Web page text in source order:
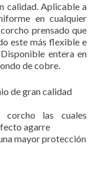
calidad. Aplicable a
en cualquier
prensado que
este más flexible e
entera en
de cobre.
de gran calidad
corcho las cuales
agarre
mayor protección